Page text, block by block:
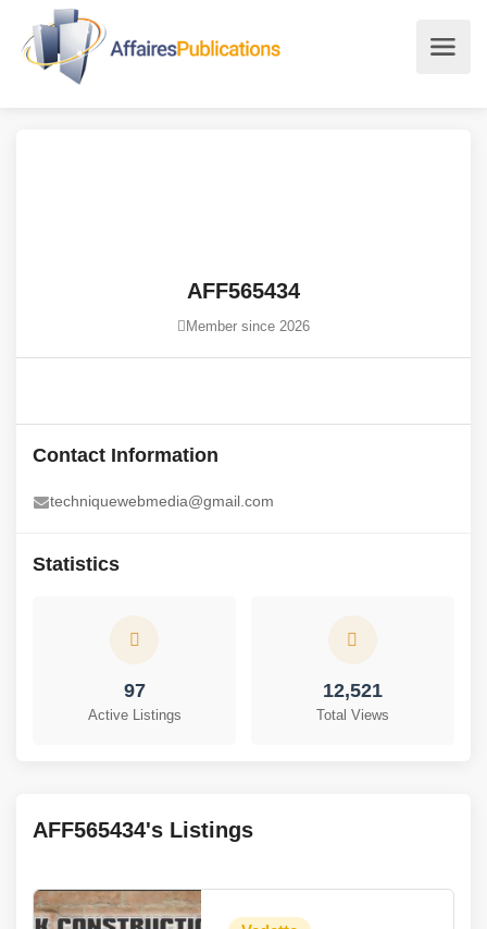
AFF565434
Member since 2026
Contact Information
techniquewebmedia@gmail.com
Statistics
AFF565434's Listings